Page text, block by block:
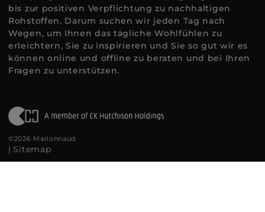
bis zur positiven Verpflichtung zu nachhaltigen
Rohstoffen. Darum suchen wir jeden Tag nach
Wegen, um Ihnen das tägliche Wohlfühlen zu
erleichtern, Sie zu inspirieren und Sie so gut wir es
können online und offline zu beraten und bei Ihren
Fragen zu unterstützen.
©2026 Marionnaud
| Sitemap